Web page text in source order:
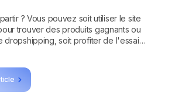
? Vous pouvez soit utiliser le site
trouver des produits gagnants ou
dropshipping, soit profiter de l'essai
place. Je vous recommande la
Comme vous l'avez vu précédemment,
peut vous montrer qu'un graphique de